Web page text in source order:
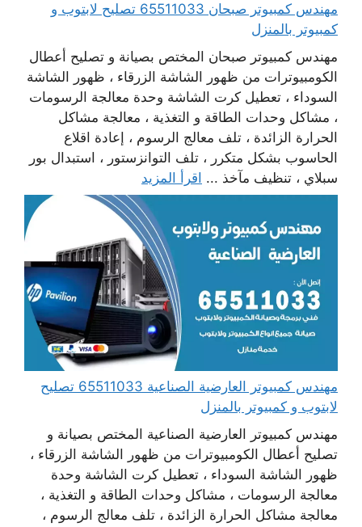
مهندس كمبيوتر صبحان 65511033 تصليح لابتوب و
كمبيوتر بالمنزل
مهندس كمبيوتر صبحان المختص بصيانة و تصليح أعطال
الكومبيوترات من ظهور الشاشة الزرقاء ، ظهور الشاشة
السوداء ، تعطيل كرت الشاشة وحدة معالجة الرسومات
، مشاكل وحدات الطاقة و التغذية ، معالجة مشاكل
الحرارة الزائدة ، تلف معالج الرسوم ، إعادة اقلاع
الحاسوب بشكل متكرر ، تلف التوانزستور ، استبدال بور
سبلاي ، تنظيف مآخذ ... اقرأ المزيد
مهندس كمبيوتر العارضية الصناعية 65511033 تصليح
لابتوب و كمبيوتر بالمنزل
مهندس كمبيوتر العارضية الصناعية المختص بصيانة و
تصليح أعطال الكومبيوترات من ظهور الشاشة الزرقاء ،
ظهور الشاشة السوداء ، تعطيل كرت الشاشة وحدة
معالجة الرسومات ، مشاكل وحدات الطاقة و التغذية ،
معالجة مشاكل الحرارة الزائدة ، تلف معالج الرسوم ،